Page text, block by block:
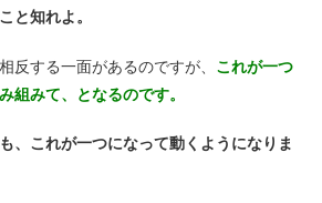
と知れよ。
反する一面があるのですが、 これが一つ
組みて、となるのです。
、これが一つになって動くようになりま